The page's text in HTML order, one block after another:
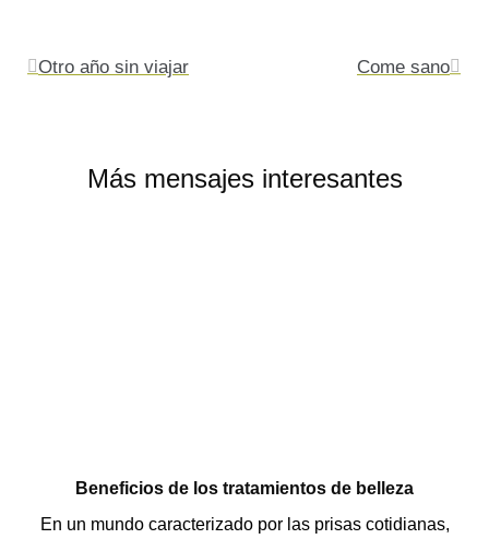
Otro año sin viajar Come sano
Más mensajes interesantes
Beneficios de los tratamientos de belleza
En un mundo caracterizado por las prisas cotidianas,